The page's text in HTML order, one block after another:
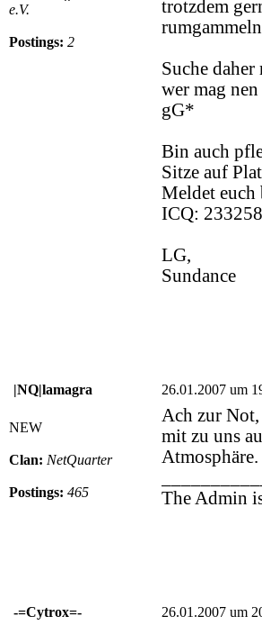
e.V.
Postings: 2
trotzdem
Suche
wer mag
gG*
Bin auch
Sitze auf
Meldet
ICQ:
LG,
Sundance
|NQ|lamagra 26.01.2007 um
NEW
Clan: NetQuarter
Postings: 465
Ach zur
mit zu uns
Atmosphäre.
The Admin
-=Cytrox=-
26.01.2007 um